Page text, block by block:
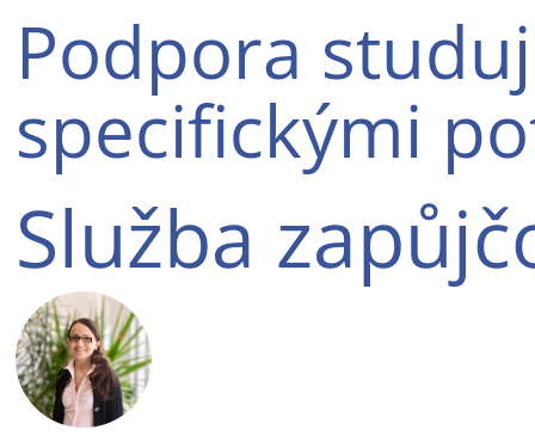
Podpora
specifickými
Služba